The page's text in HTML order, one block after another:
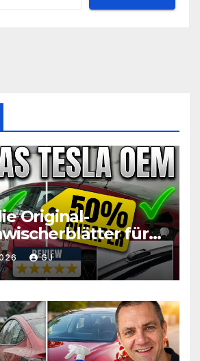
Original-
für
Model 3 zum
GJ